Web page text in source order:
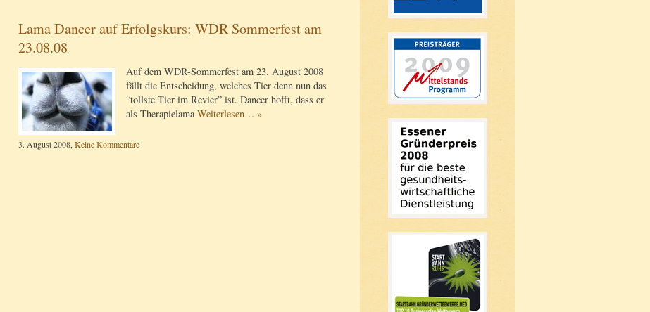
Lama Dancer auf Erfolgskurs: WDR Sommerfest am
23.08.08
Auf dem WDR-Sommerfest am 23. August 2008
fällt die Entscheidung, welches Tier denn nun das
“tollste Tier im Revier” ist. Dancer hofft, dass er
als Therapielama Weiterlesen… »
3. August 2008, Keine Kommentare